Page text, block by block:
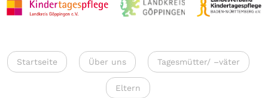
Startseite Über uns Tagesmütter/ –väter
Eltern